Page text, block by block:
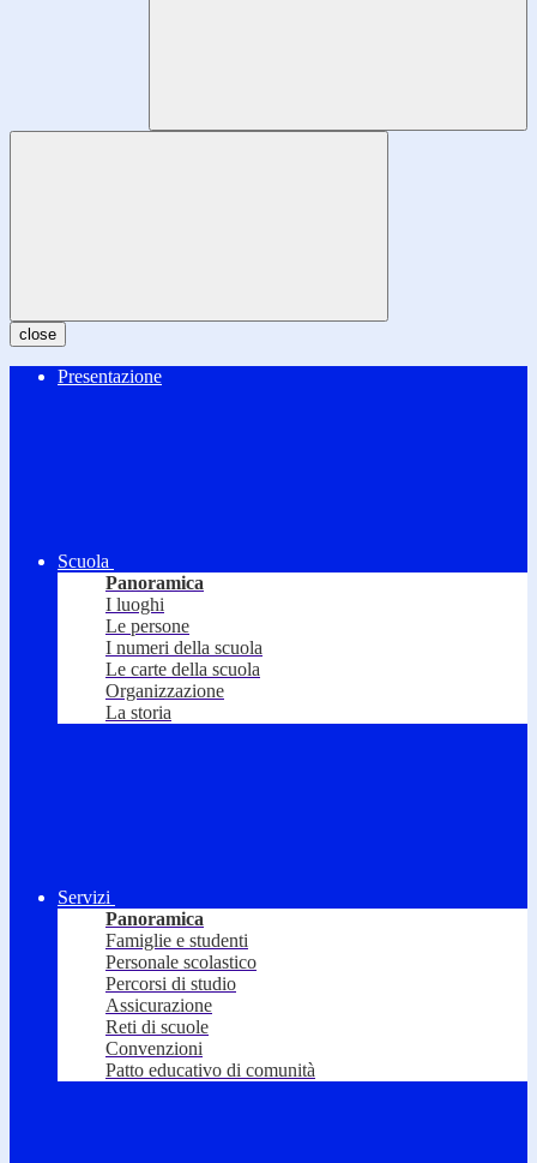
close
Presentazione
Scuola
Panoramica
I luoghi
Le persone
I numeri della scuola
Le carte della scuola
Organizzazione
La storia
Servizi
Panoramica
Famiglie e studenti
Personale scolastico
Percorsi di studio
Assicurazione
Reti di scuole
Convenzioni
Patto educativo di comunità